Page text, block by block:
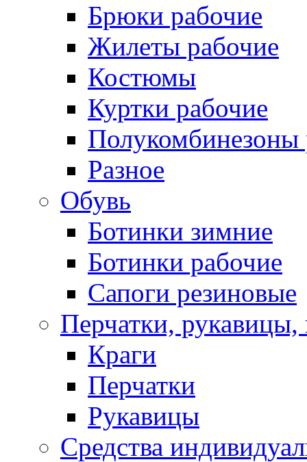
Брюки рабочие
Жилеты рабочие
Костюмы
Куртки рабочие
Полукомбинезоны
Разное
Обувь
Ботинки зимние
Ботинки рабочие
Сапоги резиновые
Перчатки, рукавицы,
Краги
Перчатки
Рукавицы
Средства